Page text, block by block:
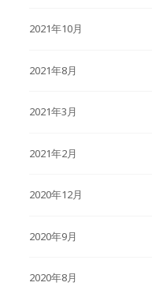
2021年10月
2021年8月
2021年3月
2021年2月
2020年12月
2020年9月
2020年8月